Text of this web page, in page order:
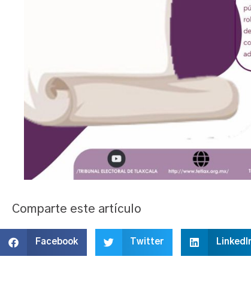
Comparte este artículo
Facebook Twitter